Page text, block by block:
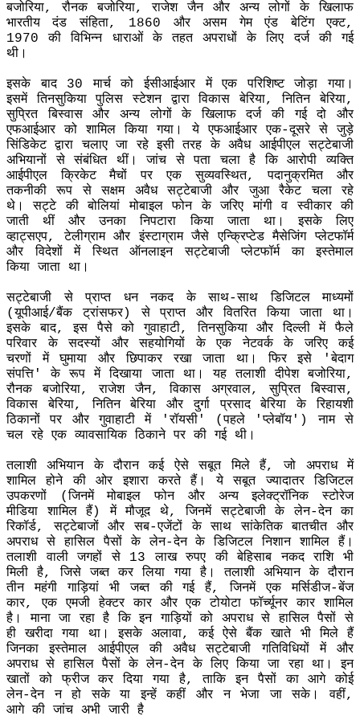
बजोरिया, रौनक बजोरिया, राजेश जैन और अन्य लोगों के खिलाफ
भारतीय दंड संहिता, 1860 और असम गेम एंड बेटिंग एक्ट,
1970 की विभिन्न धाराओं के तहत अपराधों के लिए दर्ज की गई
थी।
इसके बाद 30 मार्च को ईसीआईआर में एक परिशिष्ट जोड़ा गया।
इसमें तिनसुकिया पुलिस स्टेशन द्वारा विकास बेरिया, नितिन बेरिया,
सुप्रित बिस्वास और अन्य लोगों के खिलाफ दर्ज की गई दो और
एफआईआर को शामिल किया गया। ये एफआईआर एक-दूसरे से जुड़े
सिंडिकेट द्वारा चलाए जा रहे इसी तरह के अवैध आईपीएल सट्टेबाजी
अभियानों से संबंधित थीं। जांच से पता चला है कि आरोपी व्यक्ति
आईपीएल क्रिकेट मैचों पर एक सुव्यवस्थित, पदानुक्रमित और
तकनीकी रूप से सक्षम अवैध सट्टेबाजी और जुआ रैकेट चला रहे
थे। सट्टे की बोलियां मोबाइल फोन के जरिए मांगी व स्वीकार की
जाती थीं और उनका निपटारा किया जाता था। इसके लिए
व्हाट्सएप, टेलीग्राम और इंस्टाग्राम जैसे एन्क्रिप्टेड मैसेजिंग प्लेटफॉर्म
और विदेशों में स्थित ऑनलाइन सट्टेबाजी प्लेटफॉर्म का इस्तेमाल
किया जाता था।
सट्टेबाजी से प्राप्त धन नकद के साथ-साथ डिजिटल माध्यमों
(यूपीआई/बैंक ट्रांसफर) से प्राप्त और वितरित किया जाता था।
इसके बाद, इस पैसे को गुवाहाटी, तिनसुकिया और दिल्ली में फैले
परिवार के सदस्यों और सहयोगियों के एक नेटवर्क के जरिए कई
चरणों में घुमाया और छिपाकर रखा जाता था। फिर इसे 'बेदाग
संपत्ति' के रूप में दिखाया जाता था। यह तलाशी दीपेश बजोरिया,
रौनक बजोरिया, राजेश जैन, विकास अग्रवाल, सुप्रित बिस्वास,
विकास बेरिया, नितिन बेरिया और दुर्गा प्रसाद बेरिया के रिहायशी
ठिकानों पर और गुवाहाटी में 'रॉयसी' (पहले 'प्लेबॉय') नाम से
चल रहे एक व्यावसायिक ठिकाने पर की गई थी।
तलाशी अभियान के दौरान कई ऐसे सबूत मिले हैं, जो अपराध में
शामिल होने की ओर इशारा करते हैं। ये सबूत ज्यादातर डिजिटल
उपकरणों (जिनमें मोबाइल फोन और अन्य इलेक्ट्रॉनिक स्टोरेज
मीडिया शामिल हैं) में मौजूद थे, जिनमें सट्टेबाजी के लेन-देन का
रिकॉर्ड, सट्टेबाजों और सब-एजेंटों के साथ सांकेतिक बातचीत और
अपराध से हासिल पैसों के लेन-देन के डिजिटल निशान शामिल हैं।
तलाशी वाली जगहों से 13 लाख रुपए की बेहिसाब नकद राशि भी
मिली है, जिसे जब्त कर लिया गया है। तलाशी अभियान के दौरान
तीन महंगी गाड़ियां भी जब्त की गई हैं, जिनमें एक मर्सिडीज-बेंज
कार, एक एमजी हेक्टर कार और एक टोयोटा फॉर्च्यूनर कार शामिल
है। माना जा रहा है कि इन गाड़ियों को अपराध से हासिल पैसों से
ही खरीदा गया था। इसके अलावा, कई ऐसे बैंक खाते भी मिले हैं
जिनका इस्तेमाल आईपीएल की अवैध सट्टेबाजी गतिविधियों में और
अपराध से हासिल पैसों के लेन-देन के लिए किया जा रहा था। इन
खातों को फ्रीज कर दिया गया है, ताकि इन पैसों का आगे कोई
लेन-देन न हो सके या इन्हें कहीं और न भेजा जा सके। वहीं,
आगे की जांच अभी जारी है